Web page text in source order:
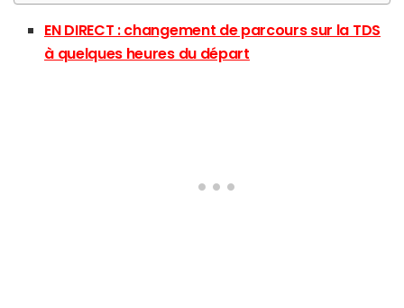
EN DIRECT : changement de parcours sur la TDS
à quelques heures du départ